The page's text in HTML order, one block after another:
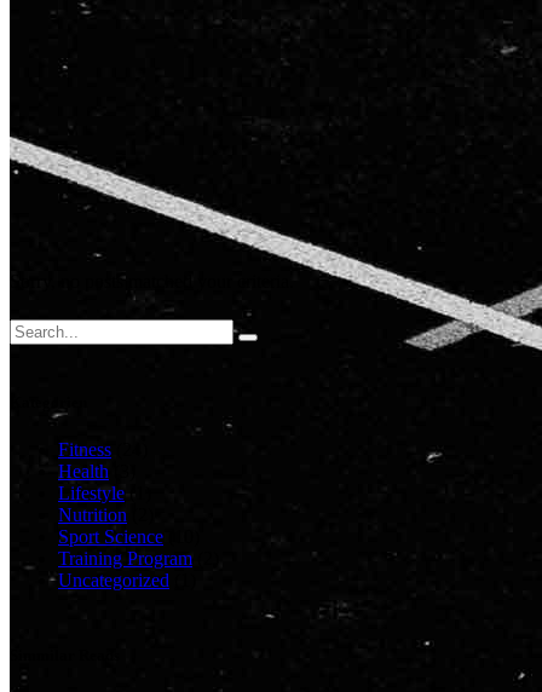
Sorry, no posts matched your criteria.
Search
for:
Fitness
Health
Lifestyle
Nutrition
Sport Science
Training Program
Uncategorized